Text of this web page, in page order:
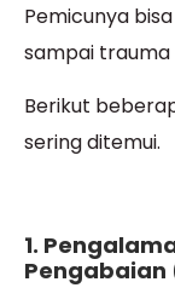
Pemicunya
sampai trauma
Berikut
sering ditemui.
1.
Pengabaian